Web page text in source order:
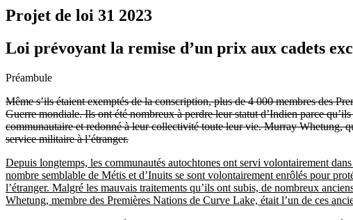
Projet de loi 31 2023
Loi prévoyant la remise d’un prix aux cadets
Préambule
Même s’ils étaient exemptés de la conscription, plus de 4 000 membres des
Guerre mondiale. Ils ont été nombreux à perdre leur statut d’Indien parce
communautaire et redonné à leur collectivité toute leur vie. Murray Whetung,
service militaire à l’étranger.
Depuis longtemps, les communautés autochtones ont servi volontairement
nombre semblable de Métis et d’Inuits se sont volontairement enrôlés pour
l’étranger. Malgré les mauvais traitements qu’ils ont subis, de nombreux
Whetung, membre des Premières Nations de Curve Lake, était l’un de ces